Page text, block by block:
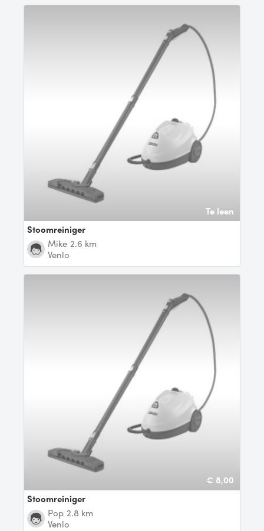
Te leen
Stoomreiniger
Mike 2.6 km
Venlo
€ 8,00
Stoomreiniger
pop 2.8 km
Venlo